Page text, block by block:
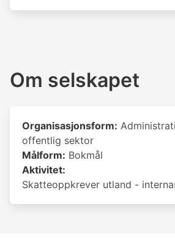
Om selskapet
Organisasjonsform:
offentlig sektor
Målform: Bokmål
Aktivitet:
Skatteoppkrever utland -